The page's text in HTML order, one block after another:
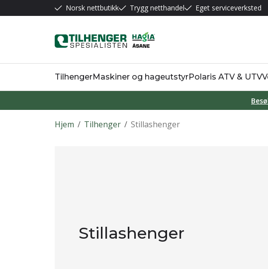
Norsk nettbutikk Trygg netthandel Eget serviceverksted
TilhengerMaskiner og hageutstyrPolaris ATV & UTV
/
Hjem /
Tilhenger Stillashenger
Stillashenger